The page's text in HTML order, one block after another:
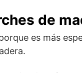
de
es más